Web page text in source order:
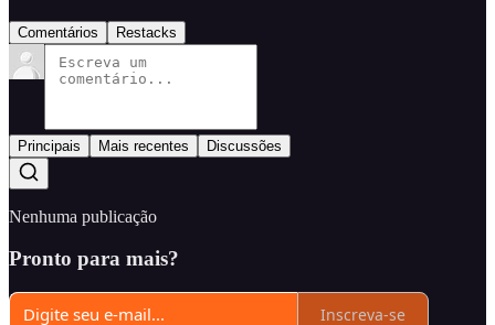
Comentários Restacks
Principais Mais recentes Discussões
Nenhuma publicação
Pronto para mais?
Inscreva-se